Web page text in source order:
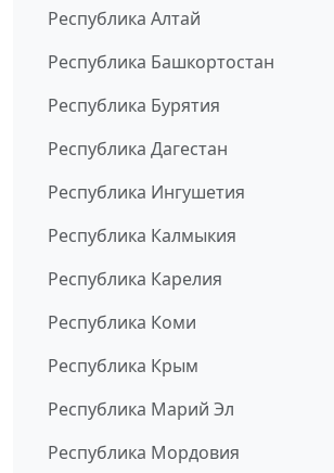
Республика Алтай
Республика Башкортостан
Республика Бурятия
Республика Дагестан
Республика Ингушетия
Республика Калмыкия
Республика Карелия
Республика Коми
Республика Крым
Республика Марий Эл
Республика Мордовия